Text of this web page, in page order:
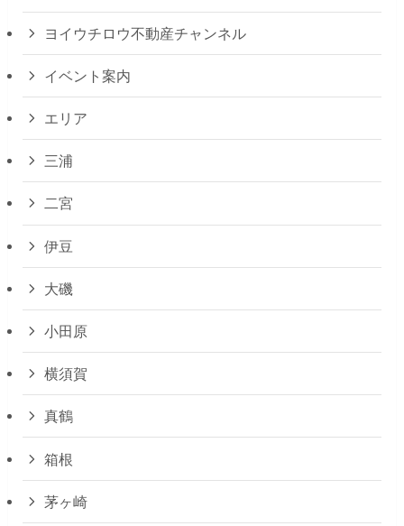
ヨイウチロウ不動産チャンネル
イベント案内
エリア
三浦
二宮
伊豆
大磯
小田原
横須賀
真鶴
箱根
茅ヶ崎